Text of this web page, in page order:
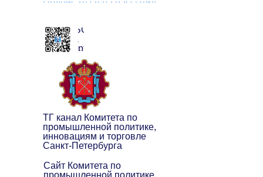
ЧАТ БОТ
клуба
экспортёров
ТГ канал Комитета по
промышленной политике,
инновациям и торговле
Санкт-Петербурга
Сайт Комитета по
промышленной политике,